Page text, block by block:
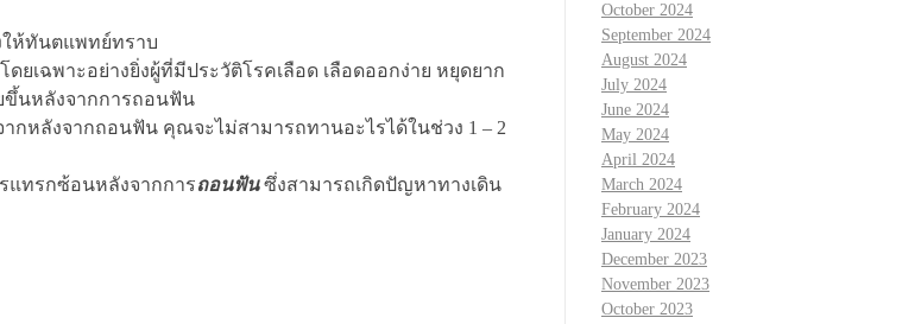
ห้ทันตแพทย์ทราบ
ฉพาะอย่างยิ่งผู้ที่มีประวัติโรคเลือด เลือดออกง่าย หยุดยาก
ขึ้นหลังจากการถอนฟัน
ลังจากถอนฟัน คุณจะไม่สามารถทานอะไรได้ในช่วง 1 – 2
ทรกซ้อนหลังจากการถอนฟันซึ่งสามารถเกิดปัญหาทางเดิน
October 2024
September 2024
August 2024
July 2024
June 2024
May 2024
April 2024
March 2024
February 2024
January 2024
December 2023
November 2023
October 2023